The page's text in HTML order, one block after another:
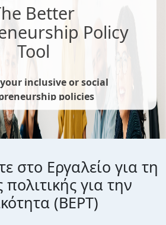
Better
Policy
Tool
inclusive or social
policies
στο Εργαλείο για τη
για την
(BEPT)